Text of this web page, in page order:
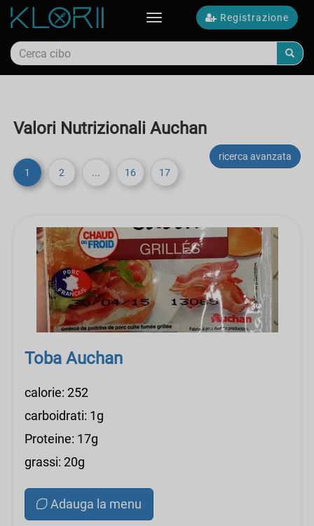
Registrazione
Toggle
Valori Nutrizionali Auchan
ricerca avanzata
1
2 ... 16 17
Toba Auchan
calorie: 252
carboidrati: 1g
Proteine: 17g
grassi: 20g
Adauga la menu